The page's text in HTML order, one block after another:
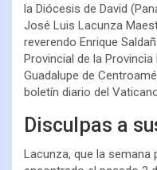
la Diócesis de David
José Luis Lacunza
reverendo Enrique
Provincial de la
Guadalupe de
boletín diario del
Disculpas a
Lacunza, que la semana